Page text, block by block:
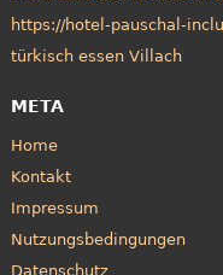
https://hotel-pauschal-
türkisch essen Villach
META
Home
Kontakt
Impressum
Nutzungsbedingungen
Datenschutz